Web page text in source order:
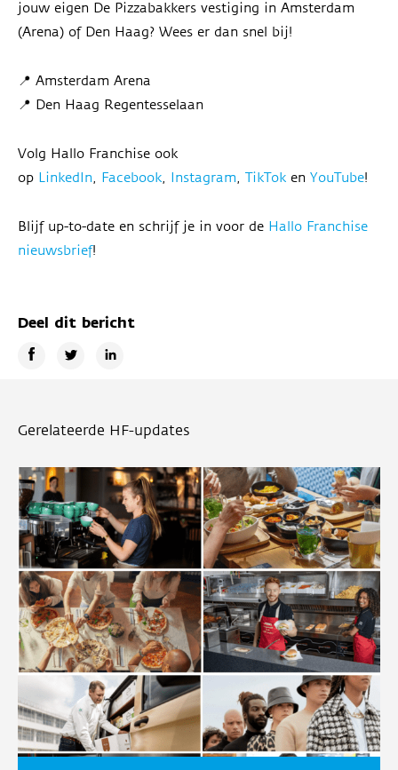
jouw eigen De Pizzabakkers vestiging in Amsterdam
(Arena) of Den Haag? Wees er dan snel bij!
📍 Amsterdam Arena
📍 Den Haag Regentesselaan
Volg Hallo Franchise ook
op LinkedIn, Facebook, Instagram, TikTok en YouTube!
Blijf up-to-date en schrijf je in voor de Hallo Franchise
nieuwsbrief!
Deel dit bericht
Gerelateerde HF-updates